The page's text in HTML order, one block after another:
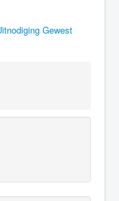
Gewest